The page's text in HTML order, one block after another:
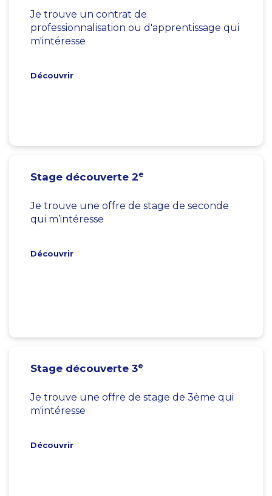
Je trouve un contrat de
professionnalisation ou d'apprentissage qui
m'intéresse
Découvrir
Stage découverte 2e
Je trouve une offre de stage de seconde
qui m’intéresse
Découvrir
Stage découverte 3e
Je trouve une offre de stage de 3ème qui
m'intéresse
Découvrir